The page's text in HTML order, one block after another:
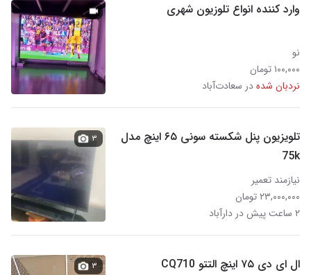
وارد کننده انواع تلوزیون شهری
نو
۱۰۰,۰۰۰ تومان
نردبان شدهدر سعادت‌آباد
تلویزیون پنل شکسته سونی ۶۵ اینچ مدل
75k
نیازمند تعمیر
۲۳,۰۰۰,۰۰۰ تومان
۲ ساعت پیش در دارآباد
۳
ال ای دی ۷۵ اینچ التتو CQ710 ۳